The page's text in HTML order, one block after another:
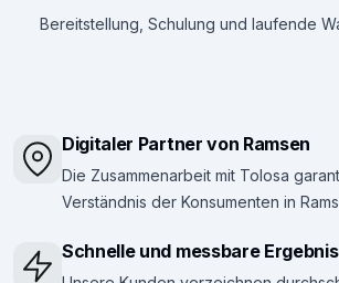
Bereitstellung, Schulung und laufende
Digitaler Partner von Ramsen
Die Zusammenarbeit mit Tolosa
Verständnis der Konsumenten in
Schnelle und messbare